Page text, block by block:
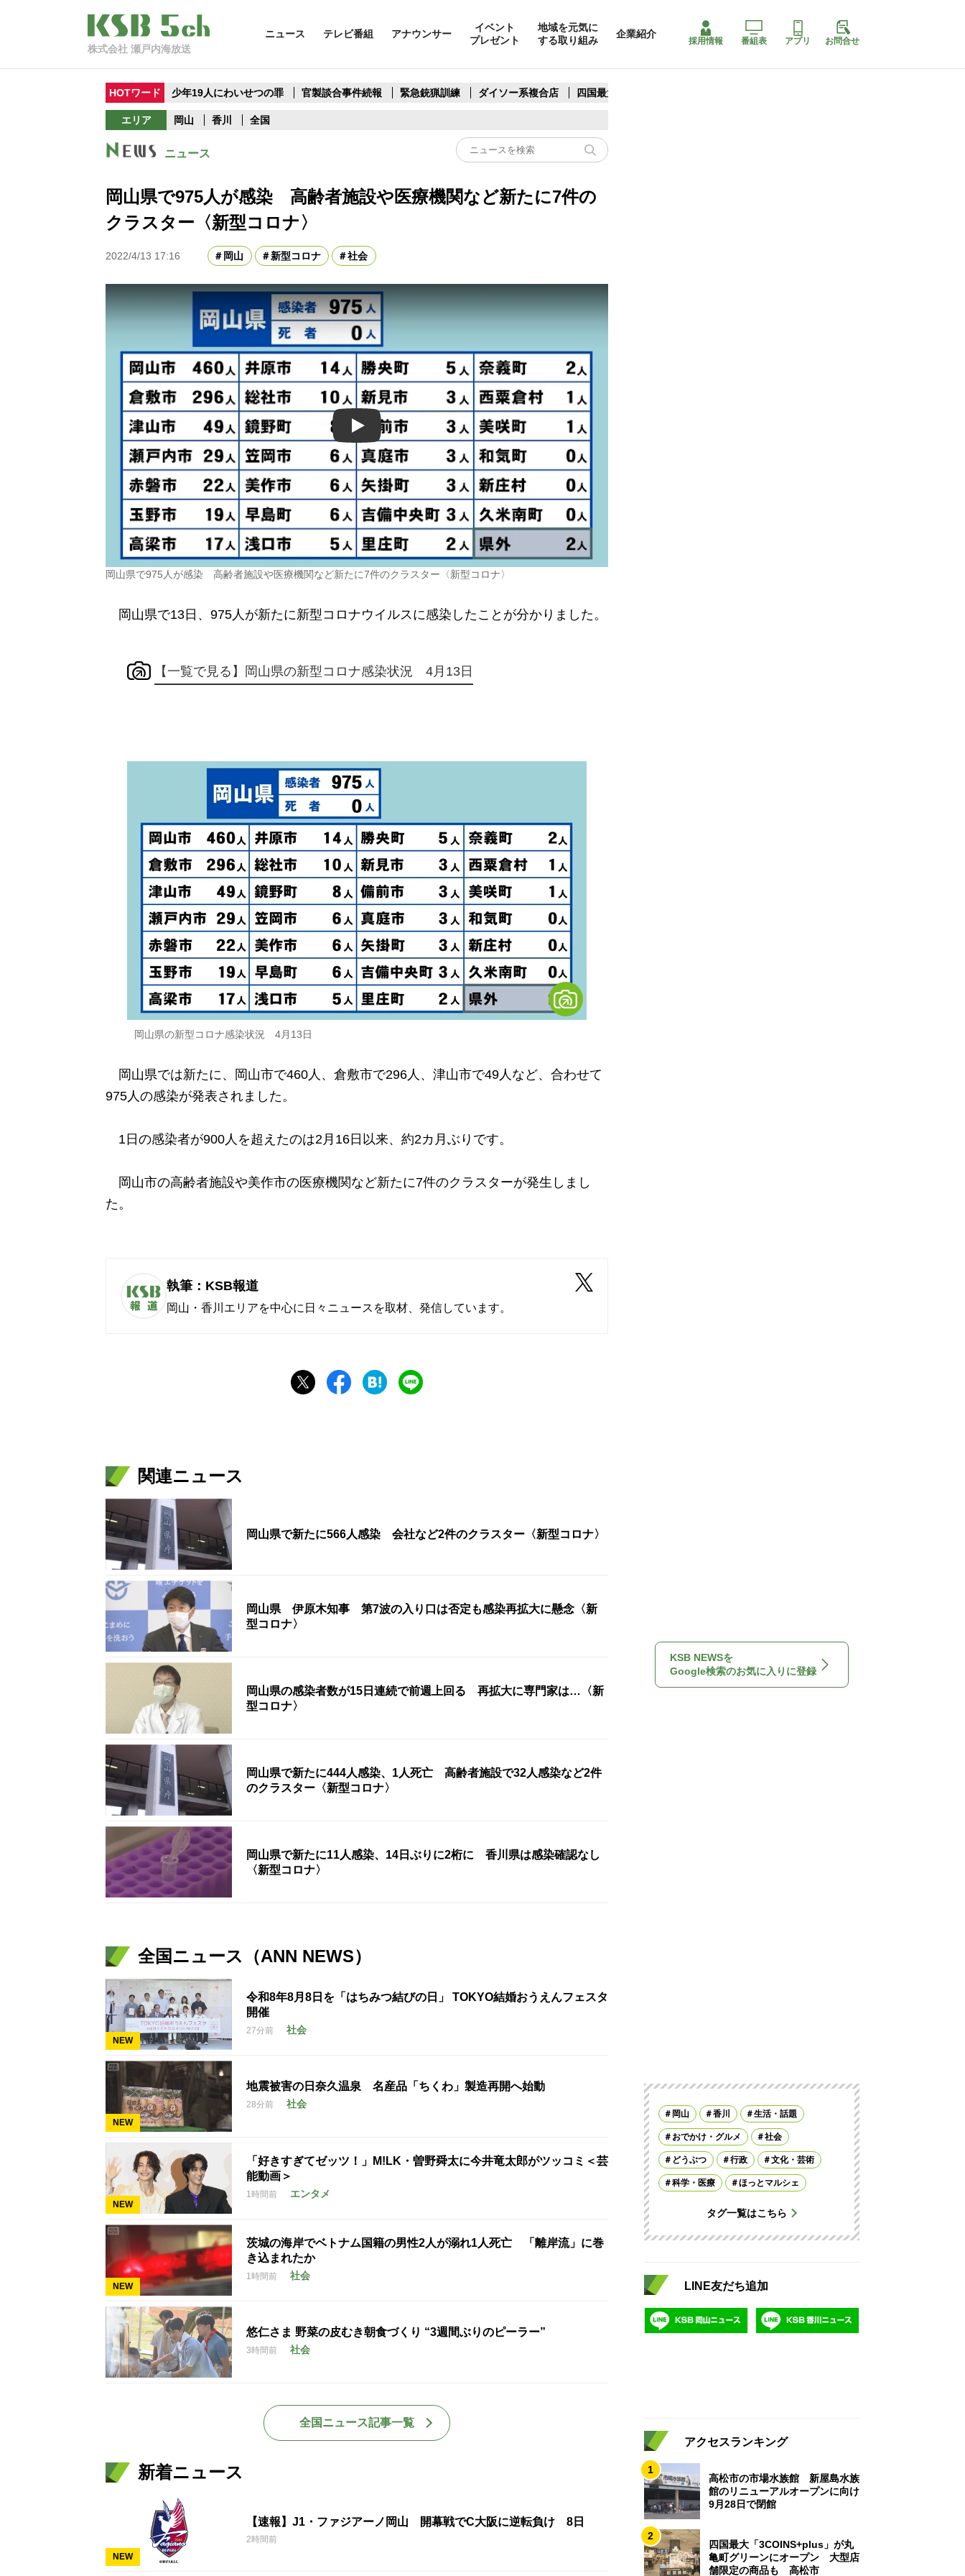
株式会社 瀬戸内海放送
ニュース テレビ番組 アナウンサー
イベント
プレゼント
地域を元気に
する取り組み
企業紹介
採用情報 番組表 アプリ お問合せ
HOTワード 少年19人にわいせつの罪 官製談合事件続報 緊急銃猟訓練 ダイソー系複合店 四国最大スリコ
エリア 岡山 香川 全国
ニュース
岡山県で975人が感染 高齢者施設や医療機関など新たに7件の
クラスター〈新型コロナ〉
2022/4/13 17:16 岡山 新型コロナ 社会
Play
岡山県で975人が感染 高齢者施設や医療機関など新たに7件のクラスター〈新型コロナ〉
岡山県で13日、975人が新たに新型コロナウイルスに感染したことが分かりました。
【一覧で見る】岡山県の新型コロナ感染状況 4月13日
岡山県の新型コロナ感染状況 4月13日
岡山県では新たに、岡山市で460人、倉敷市で296人、津山市で49人など、合わせて
975人の感染が発表されました。
1日の感染者が900人を超えたのは2月16日以来、約2カ月ぶりです。
岡山市の高齢者施設や美作市の医療機関など新たに7件のクラスターが発生しまし
た。
執筆：KSB報道
岡山・香川エリアを中心に日々ニュースを取材、発信しています。
関連ニュース
岡山県で新たに566人感染 会社など2件のクラスター〈新型コロナ〉
岡山県 伊原木知事 第7波の入り口は否定も感染再拡大に懸念〈新
型コロナ〉
岡山県の感染者数が15日連続で前週上回る 再拡大に専門家は…〈新
型コロナ〉
岡山県で新たに444人感染、1人死亡 高齢者施設で32人感染など2件
のクラスター〈新型コロナ〉
岡山県で新たに11人感染、14日ぶりに2桁に 香川県は感染確認なし
〈新型コロナ〉
全国ニュース（ANN NEWS）
NEW
令和8年8月8日を「はちみつ結びの日」 TOKYO結婚おうえんフェスタ
開催
27分前 社会
NEW
地震被害の日奈久温泉 名産品「ちくわ」製造再開へ始動
28分前 社会
NEW
「好きすぎてゼッツ！」M!LK・曽野舜太に今井竜太郎がツッコミ＜芸
能動画＞
1時間前 エンタメ
NEW
茨城の海岸でベトナム国籍の男性2人が溺れ1人死亡 「離岸流」に巻
き込まれたか
1時間前 社会
悠仁さま 野菜の皮むき朝食づくり “3週間ぶりのピーラー”
3時間前 社会
全国ニュース記事一覧
新着ニュース
NEW
【速報】J1・ファジアーノ岡山 開幕戦でC大阪に逆転負け 8日
2時間前
KSB NEWSを
Google検索のお気に入りに登録
岡山 香川 生活・話題
おでかけ・グルメ 社会
どうぶつ 行政 文化・芸術
科学・医療 ほっとマルシェ
タグ一覧はこちら
LINE友だち追加
アクセスランキング
1
高松市の市場水族館 新屋島水族
館のリニューアルオープンに向け
9月28日で閉館
2
四国最大「3COINS+plus」が丸
亀町グリーンにオープン 大型店
舗限定の商品も 高松市